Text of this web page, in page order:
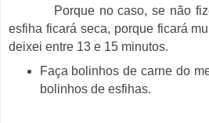
Porque no caso, se não fizer
esfiha ficará seca, porque ficará
deixei entre 13 e 15 minutos.
Faça bolinhos de carne do
bolinhos de esfihas.